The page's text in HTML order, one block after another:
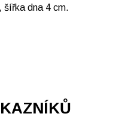
šířka dna 4 cm.